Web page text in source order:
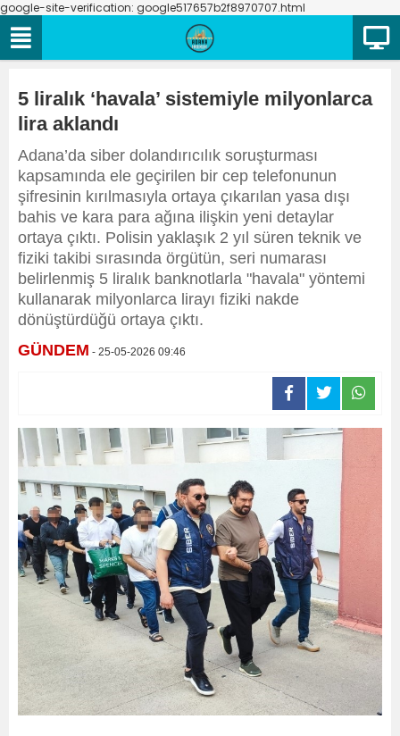
google-site-verification: google517657b2f8970707.html
5 liralık ‘havala’ sistemiyle milyonlarca
lira aklandı
Adana’da siber dolandırıcılık soruşturması
kapsamında ele geçirilen bir cep telefonunun
şifresinin kırılmasıyla ortaya çıkarılan yasa dışı
bahis ve kara para ağına ilişkin yeni detaylar
ortaya çıktı. Polisin yaklaşık 2 yıl süren teknik ve
fiziki takibi sırasında örgütün, seri numarası
belirlenmiş 5 liralık banknotlarla "havala" yöntemi
kullanarak milyonlarca lirayı fiziki nakde
dönüştürdüğü ortaya çıktı.
GÜNDEM - 25-05-2026 09:46